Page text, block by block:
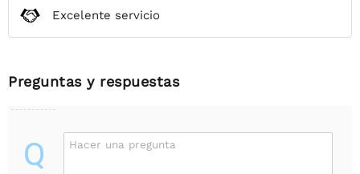
Excelente servicio
Preguntas y respuestas
Q Hacer una pregunta